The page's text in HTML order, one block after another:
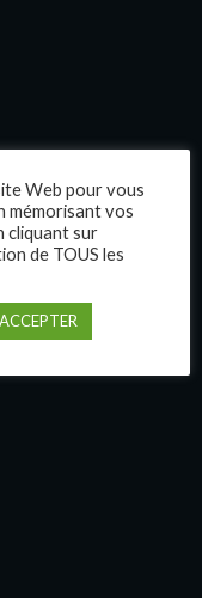
Web pour vous
mémorisant vos
cliquant sur
de TOUS les
ACCEPTER